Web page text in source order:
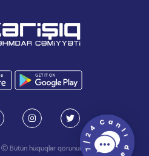
Bütün hüquqlar qorunur